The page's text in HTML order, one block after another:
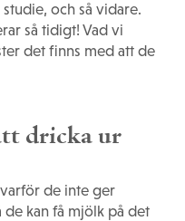
och så vidare.
så tidigt! Vad vi
det finns med att de
dricka ur
de inte ger
de kan få mjölk på det